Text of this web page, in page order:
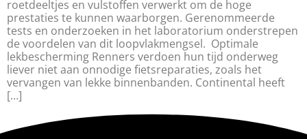
roetdeeltjes en vulstoffen verwerkt om de hoge
prestaties te kunnen waarborgen. Gerenommeerde
tests en onderzoeken in het laboratorium onderstrepen
de voordelen van dit loopvlakmengsel. Optimale
lekbescherming Renners verdoen hun tijd onderweg
liever niet aan onnodige fietsreparaties, zoals het
vervangen van lekke binnenbanden. Continental heeft
[…]